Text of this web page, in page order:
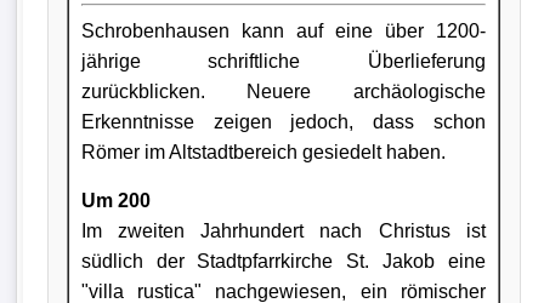
Schrobenhausen kann auf eine über 1200-
jährige schriftliche Überlieferung
zurückblicken. Neuere archäologische
Erkenntnisse zeigen jedoch, dass schon
Römer im Altstadtbereich gesiedelt haben.
Um 200
Im zweiten Jahrhundert nach Christus ist
südlich der Stadtpfarrkirche St. Jakob eine
"villa rustica" nachgewiesen, ein römischer